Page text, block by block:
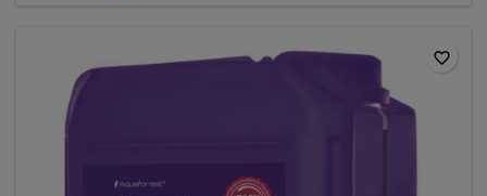
favorite_border